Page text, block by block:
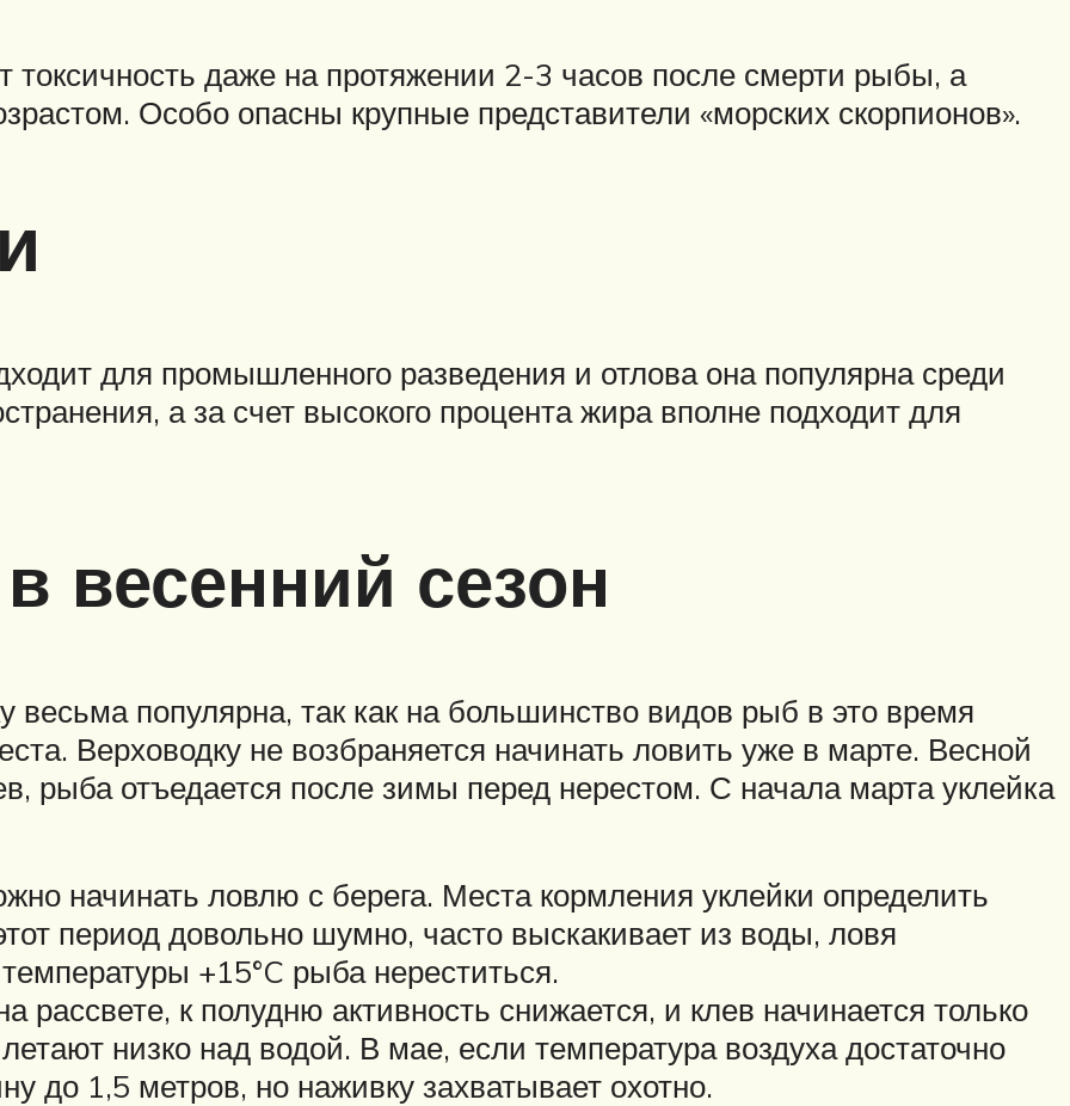
токсичность даже на протяжении 2-3 часов после смерти рыбы, а
Особо опасны крупные представители «морских скорпионов».
для промышленного разведения и отлова она популярна среди
а за счет высокого процента жира вполне подходит для
весенний сезон
весьма популярна, так как на большинство видов рыб в это время
Верховодку не возбраняется начинать ловить уже в марте. Весной
рыба отъедается после зимы перед нерестом. С начала марта уклейка
начинать ловлю с берега. Места кормления уклейки определить
период довольно шумно, часто выскакивает из воды, ловя
+15°C рыба нереститься.
рассвете, к полудню активность снижается, и клев начинается только
низко над водой. В мае, если температура воздуха достаточно
до 1,5 метров, но наживку захватывает охотно.